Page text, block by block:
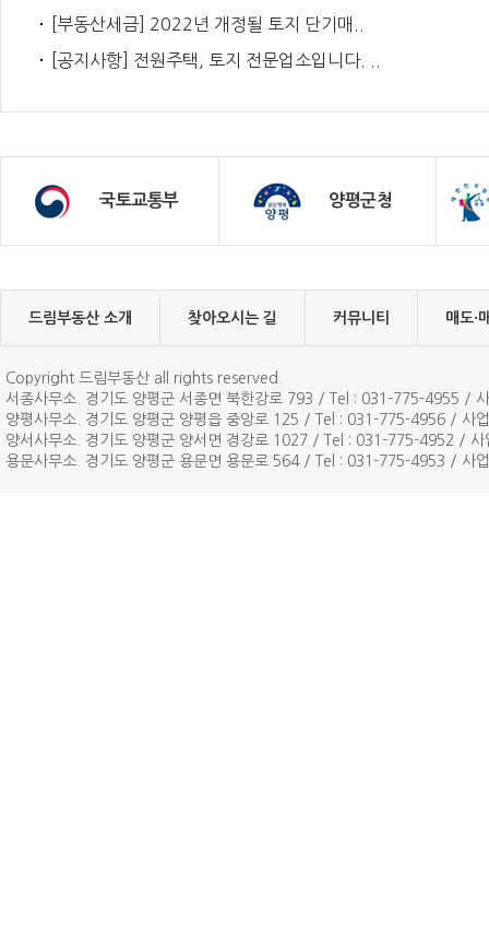
[부동산세금] 2022년 개정될 토지 단기매..
[공지사항] 전원주택, 토지 전문업소입니다. ..
국토교통부 양평군청
드림부동산 소개 찾아오시는 길 커뮤니티 매도·
Copyright 드림부동산 all rights reserved.
서종사무소. 경기도 양평군 서종면 북한강로 793 / Tel : 031-775-4955 /
양평사무소. 경기도 양평군 양평읍 중앙로 125 / Tel : 031-775-4956 /
양서사무소. 경기도 양평군 양서면 경강로 1027 / Tel : 031-775-4952 /
용문사무소. 경기도 양평군 용문면 용문로 564 / Tel : 031-775-4953 /